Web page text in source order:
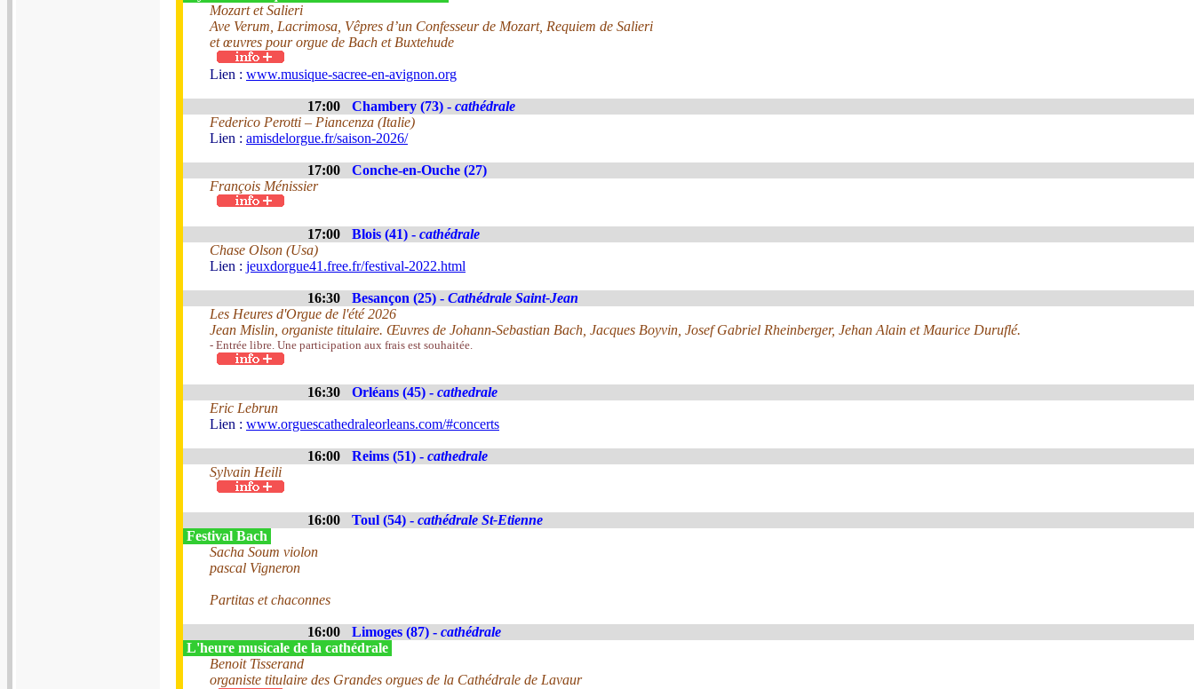
Mozart et Salieri
Ave Verum, Lacrimosa, Vêpres d’un Confesseur de Mozart, Requiem de Salieri
et œuvres pour orgue de Bach et Buxtehude
Lien : www.musique-sacree-en-avignon.org
17:00 Chambery (73) - cathédrale
Federico Perotti – Piancenza (Italie)
Lien : amisdelorgue.fr/saison-2026/
17:00
Conche-en-Ouche (27)
François Ménissier
17:00 Blois (41) - cathédrale
Chase Olson (Usa)
Lien : jeuxdorgue41.free.fr/festival-2022.html
16:30 Besançon (25) - Cathédrale Saint-Jean
Les Heures d'Orgue de l'été 2026
Jean Mislin, organiste titulaire. Œuvres de Johann-Sebastian Bach, Jacques Boyvin, Josef Gabriel Rheinberger, Jehan Alain et Maurice Duruflé.
- Entrée libre. Une participation aux frais est souhaitée.
16:30 Orléans (45) - cathedrale
Eric Lebrun
Lien : www.orguescathedraleorleans.com/#concerts
16:00 Reims (51) - cathedrale
Sylvain Heili
16:00 Toul (54) - cathédrale St-Etienne
Festival Bach
Sacha Soum violon
pascal Vigneron
Partitas et chaconnes
16:00 Limoges (87) - cathédrale
L'heure musicale de la cathédrale
Benoit Tisserand
organiste titulaire des Grandes orgues de la Cathédrale de Lavaur